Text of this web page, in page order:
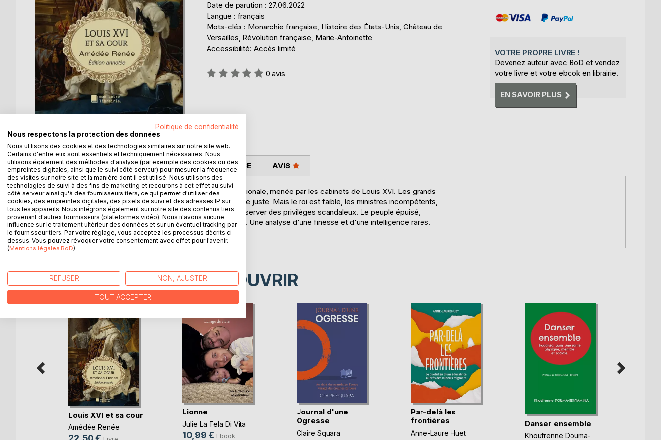
Date de parution : 27.06.2022
Langue : français
Mots-clés : Monarchie française, Histoire des États-Unis, Château de
Versailles, Révolution française, Marie-Antoinette
Accessibilité: Accès limité
Évaluation:
0 avis
VOTRE PROPRE LIVRE !
Devenez auteur avec BoD et vendez
votre livre et votre ebook en librairie.
EN SAVOIR PLUS
DESCRIPTION
Une exposition fouillée de la politique, nationale et internationale, menée par les cabinets de Louis XVI. Les grands
esprits visionnaires sont là, on voit, on comprend, on pense juste. Mais le roi est faible, les ministres incompétents,
corrompus ou prévaricateurs, la noblesse acharnée à conserver des privilèges scandaleux. Le peuple épuisé,
méprisé, est furieux. Plus rien ne peut se faire en douceur. Une analyse d'une finesse et d'une intelligence rares.
(Édition annotée)
AUTEUR(S) CRITIQUES PRESSE AVIS
D’AUTRES TITRES À DÉCOUVRIR
Louis XVI et sa cour
Amédée Renée
Lionne
Julie La Tela Di Vita
10,99 € Ebook
Journal d'une
Ogresse
Claire Squara
Par-delà les
frontières
Anne-Laure Huet
Danser ensemble
Khoufrenne Douma-
Politique de confidentialité
Nous respectons la protection des données
Nous utilisons des cookies et des technologies similaires sur notre site web.
Certains d'entre eux sont essentiels et techniquement nécessaires. Nous
utilisons également des méthodes d'analyse (par exemple des cookies ou des
empreintes digitales, ainsi que le suivi côté serveur) pour mesurer la fréquence
des visites sur notre site et la manière dont il est utilisé. Nous utilisons des
technologies de suivi à des fins de marketing et recourons à cet effet au suivi
côté serveur ainsi qu'à des fournisseurs tiers, ce qui permet d'utiliser des
cookies, des empreintes digitales, des pixels de suivi et des adresses IP sur
tous les appareils. Nous intégrons également sur notre site des contenus tiers
provenant d'autres fournisseurs (plateformes vidéo). Nous n'avons aucune
influence sur le traitement ultérieur des données et sur un éventuel tracking par
le fournisseur tiers. Par votre réglage, vous acceptez les processus décrits ci-
dessus. Vous pouvez révoquer votre consentement avec effet pour l'avenir.
(Mentions légales BoD)
REFUSER NON, AJUSTER
TOUT ACCEPTER